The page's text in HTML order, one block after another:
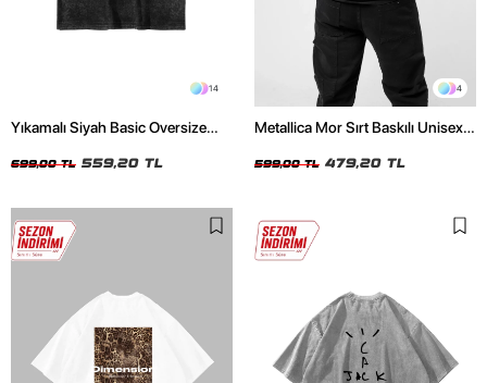
14
Yıkamalı Siyah Basic Oversize
699,00 TL 559,20 TL
4
Metallica Mor Sırt Baskılı Unisex
599,00 TL 479,20 TL